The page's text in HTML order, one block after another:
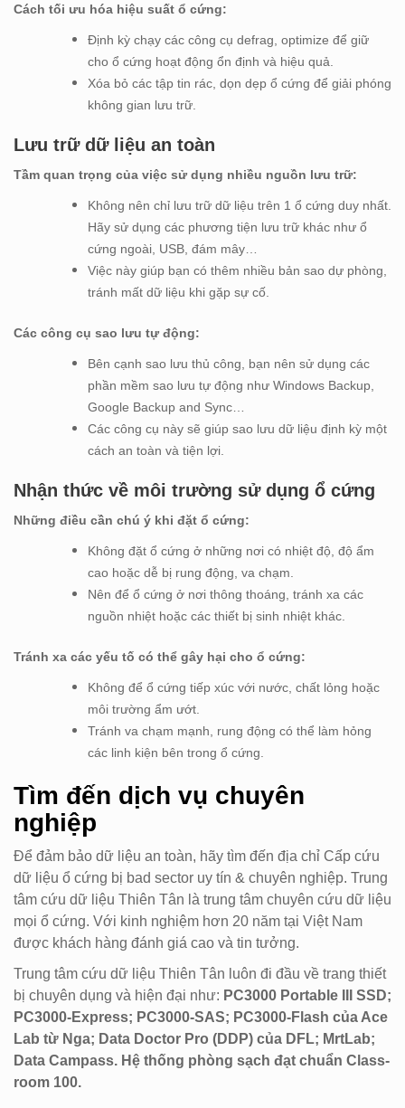
Cách tối ưu hóa hiệu suất ổ cứng:
Định kỳ chạy các công cụ defrag, optimize để giữ
cho ổ cứng hoạt động ổn định và hiệu quả.
Xóa bỏ các tập tin rác, dọn dẹp ổ cứng để giải phóng
không gian lưu trữ.
Lưu trữ dữ liệu an toàn
Tầm quan trọng của việc sử dụng nhiều nguồn lưu trữ:
Không nên chỉ lưu trữ dữ liệu trên 1 ổ cứng duy nhất.
Hãy sử dụng các phương tiện lưu trữ khác như ổ
cứng ngoài, USB, đám mây…
Việc này giúp bạn có thêm nhiều bản sao dự phòng,
tránh mất dữ liệu khi gặp sự cố.
Các công cụ sao lưu tự động:
Bên cạnh sao lưu thủ công, bạn nên sử dụng các
phần mềm sao lưu tự động như Windows Backup,
Google Backup and Sync…
Các công cụ này sẽ giúp sao lưu dữ liệu định kỳ một
cách an toàn và tiện lợi.
Nhận thức về môi trường sử dụng ổ cứng
Những điều cần chú ý khi đặt ổ cứng:
Không đặt ổ cứng ở những nơi có nhiệt độ, độ ẩm
cao hoặc dễ bị rung động, va chạm.
Nên để ổ cứng ở nơi thông thoáng, tránh xa các
nguồn nhiệt hoặc các thiết bị sinh nhiệt khác.
Tránh xa các yếu tố có thể gây hại cho ổ cứng:
Không để ổ cứng tiếp xúc với nước, chất lỏng hoặc
môi trường ẩm ướt.
Tránh va chạm mạnh, rung động có thể làm hỏng
các linh kiện bên trong ổ cứng.
Tìm đến dịch vụ chuyên
nghiệp
Để đảm bảo dữ liệu an toàn, hãy tìm đến địa chỉ Cấp cứu
dữ liệu ổ cứng bị bad sector uy tín & chuyên nghiệp. Trung
tâm cứu dữ liệu Thiên Tân là trung tâm chuyên cứu dữ liệu
mọi ổ cứng. Với kinh nghiệm hơn 20 năm tại Việt Nam
được khách hàng đánh giá cao và tin tưởng.
Trung tâm cứu dữ liệu Thiên Tân luôn đi đầu về trang thiết
bị chuyên dụng và hiện đại như: PC3000 Portable III SSD;
PC3000-Express; PC3000-SAS; PC3000-Flash của Ace
Lab từ Nga; Data Doctor Pro (DDP) của DFL; MrtLab;
Data Campass. Hệ thống phòng sạch đạt chuẩn Class-
room 100.